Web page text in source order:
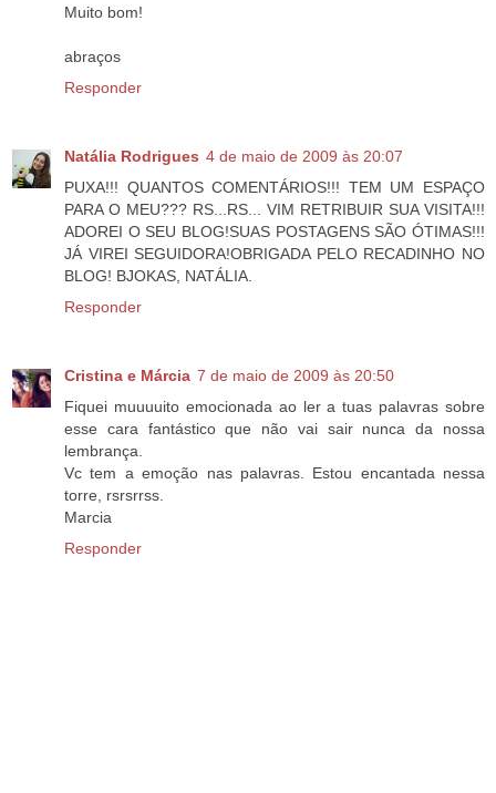
Muito bom!
abraços
Responder
Natália Rodrigues 4 de maio de 2009 às 20:07
PUXA!!! QUANTOS COMENTÁRIOS!!! TEM UM ESPAÇO
PARA O MEU??? RS...RS... VIM RETRIBUIR SUA VISITA!!!
ADOREI O SEU BLOG!SUAS POSTAGENS SÃO ÓTIMAS!!!
JÁ VIREI SEGUIDORA!OBRIGADA PELO RECADINHO NO
BLOG! BJOKAS, NATÁLIA.
Responder
Cristina e Márcia 7 de maio de 2009 às 20:50
Fiquei muuuuito emocionada ao ler a tuas palavras sobre
esse cara fantástico que não vai sair nunca da nossa
lembrança.
Vc tem a emoção nas palavras. Estou encantada nessa
torre, rsrsrrss.
Marcia
Responder